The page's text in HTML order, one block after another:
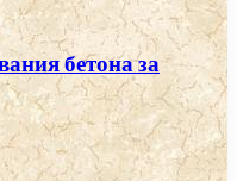
бетона за